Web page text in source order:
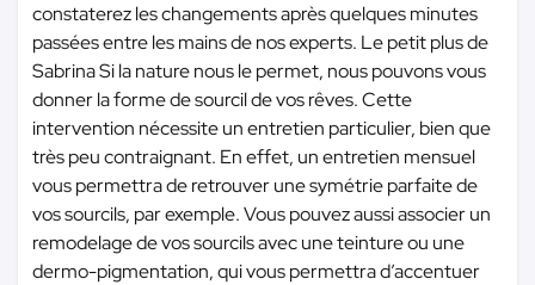
constaterez les changements après quelques minutes
passées entre les mains de nos experts. Le petit plus de
Sabrina Si la nature nous le permet, nous pouvons vous
donner la forme de sourcil de vos rêves. Cette
intervention nécessite un entretien particulier, bien que
très peu contraignant. En effet, un entretien mensuel
vous permettra de retrouver une symétrie parfaite de
vos sourcils, par exemple. Vous pouvez aussi associer un
remodelage de vos sourcils avec une teinture ou une
dermo-pigmentation, qui vous permettra d’accentuer